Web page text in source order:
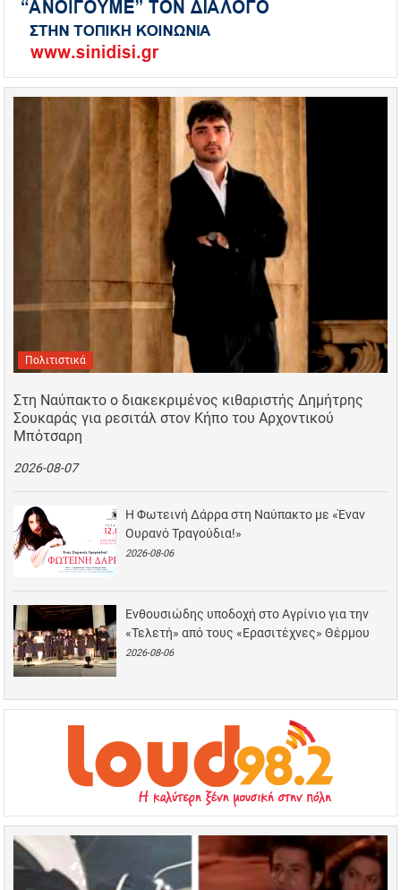
Πολιτιστικά
Στη Ναύπακτο ο διακεκριμένος κιθαριστής Δημήτρης
Σουκαράς για ρεσιτάλ στον Κήπο του Αρχοντικού
Μπότσαρη
2026-08-07
Η Φωτεινή Δάρρα στη Ναύπακτο με «Έναν
Ουρανό Τραγούδια!»
2026-08-06
Ενθουσιώδης υποδοχή στο Αγρίνιο για την
«Τελετή» από τους «Ερασιτέχνες» Θέρμου
2026-08-06